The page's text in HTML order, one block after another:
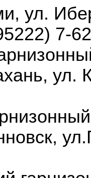
ул.
7-
ул.